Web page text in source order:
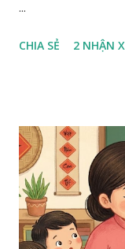
...
CHIA SẺ 2 NHẬN